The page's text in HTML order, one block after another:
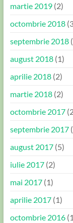
martie 2019(2)
octombrie 2018
septembrie 2018
august 2018(1)
aprilie 2018(2)
martie 2018(2)
octombrie 2017
septembrie 2017
august 2017(5)
iulie 2017(2)
mai 2017(1)
aprilie 2017(1)
octombrie 2016